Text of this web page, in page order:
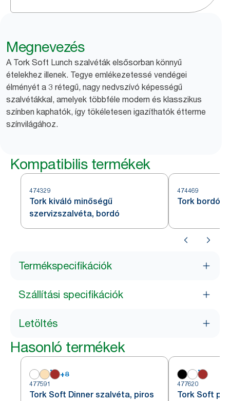
Megnevezés
A Tork Soft Lunch szalvéták elsősorban könnyű
ételekhez illenek. Tegye emlékezetessé vendégei
élményét a 3 rétegű, nagy nedvszívó képességű
szalvétákkal, amelyek többféle modern és klasszikus
színben kaphatók, így tökéletesen igazíthatók étterme
színvilágához.
Kompatibilis termékek
474329
Tork kiváló minőségű
szervizszalvéta, bordó
474469
Tork bordó
Termékspecifikációk
Szállítási specifikációk
Letöltés
Hasonló termékek
+8
477591
Tork Soft Dinner szalvéta, piros
477620
Tork Soft